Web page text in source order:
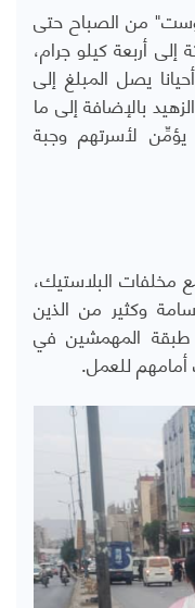
من الصباح حتى
أربعة كيلو جرام،
من 500 ريال وأحيانا يصل المبلغ إلى
بالإضافة إلى ما
لأسرتهم وجبة
مخلفات البلاستيك،
وكثير من الذين
طبقة المهمشين في
أمامهم للعمل.